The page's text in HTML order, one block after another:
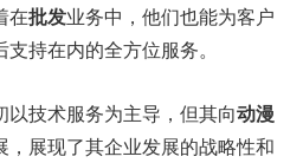
在批发业务中，他们也能为客户
持在内的全方位服务。
技术服务为主导，但其向动漫
，展现了其企业发展的战略性和